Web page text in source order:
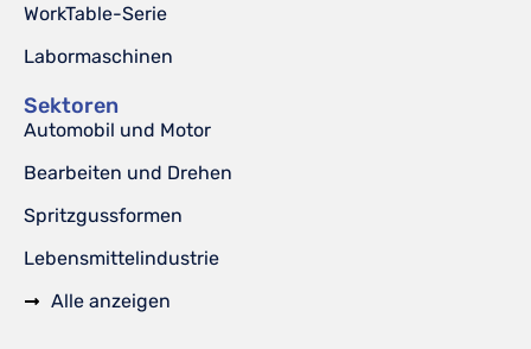
WorkTable-Serie
Labormaschinen
Sektoren
Automobil und Motor
Bearbeiten und Drehen
Spritzgussformen
Lebensmittelindustrie
Alle anzeigen